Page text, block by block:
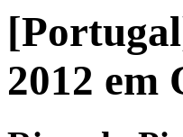
2012 em